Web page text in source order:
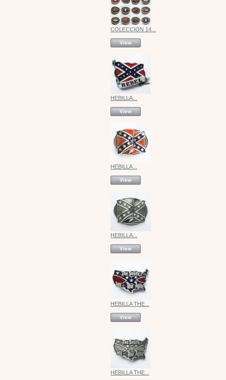
COLECCION 14...
View
HEBILLA...
View
HEBILLA...
View
HEBILLA...
View
HEBILLA THE...
View
HEBILLA THE...